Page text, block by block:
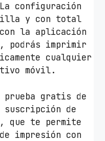
configuración
y con total
la aplicación
podrás imprimir
cualquier
móvil.
prueba gratis de
suscripción de
que te permite
impresión con